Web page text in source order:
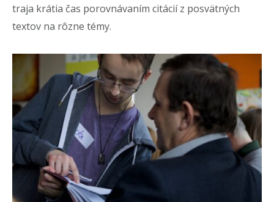
traja krátia čas porovnávaním citácií z posvätných
textov na rôzne témy.